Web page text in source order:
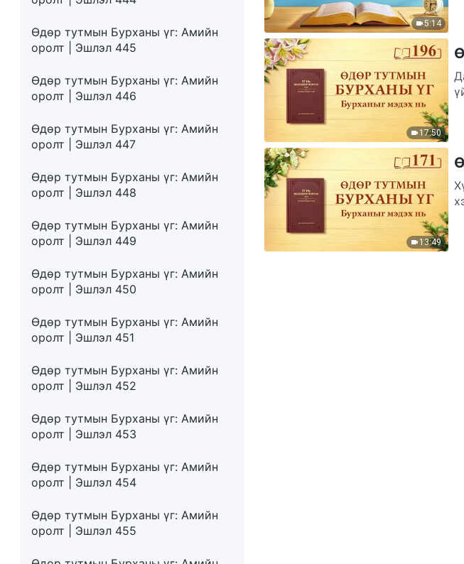
Өдөр тутмын Бурханы үг: Амийн
оролт | Эшлэл 445
Өдөр тутмын Бурханы үг: Амийн
оролт | Эшлэл 446
Өдөр тутмын Бурханы үг: Амийн
оролт | Эшлэл 447
Өдөр тутмын Бурханы үг: Амийн
оролт | Эшлэл 448
Өдөр тутмын Бурханы үг: Амийн
оролт | Эшлэл 449
Өдөр тутмын Бурханы үг: Амийн
оролт | Эшлэл 450
Өдөр тутмын Бурханы үг: Амийн
оролт | Эшлэл 451
Өдөр тутмын Бурханы үг: Амийн
оролт | Эшлэл 452
Өдөр тутмын Бурханы үг: Амийн
оролт | Эшлэл 453
Өдөр тутмын Бурханы үг: Амийн
оролт | Эшлэл 454
Өдөр тутмын Бурханы үг: Амийн
оролт | Эшлэл 455
5:14
17:50
13:49